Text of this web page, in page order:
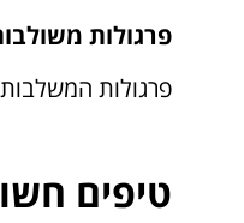
פרגולות
פרגולות
טיפים